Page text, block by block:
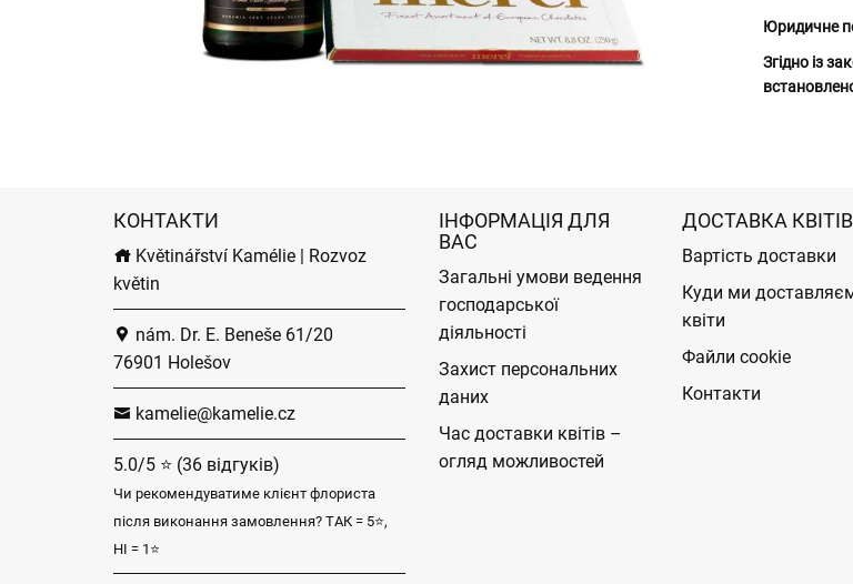
Юридичне
Згідно із
КОНТАКТИ
Květinářství Kamélie | Rozvoz
květin
nám. Dr. E. Beneše 61/20
76901 Holešov
kamelie@kamelie.cz
5.0/5 ⭐ (36 відгуків)
Чи рекомендуватиме клієнт флориста
після виконання замовлення? ТАК = 5⭐,
НІ = 1⭐
ІНФОРМАЦІЯ ДЛЯ
ВАС
Загальні умови ведення
господарської
діяльності
Захист персональних
даних
Час доставки квітів –
огляд можливостей
ДОСТАВКА КВІТІВ
Вартість доставки
Куди ми
квіти
Файли cookie
Контакти